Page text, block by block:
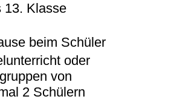
13. Klasse
beim Schüler
oder
von
2 Schülern